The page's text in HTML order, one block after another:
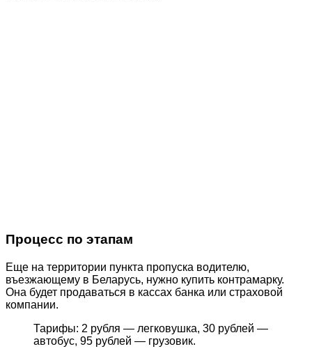
Процесс по этапам
Еще на территории пункта пропуска водителю,
въезжающему в Беларусь, нужно купить контрамарку.
Она будет продаваться в кассах банка или страховой
компании.
Тарифы: 2 рубля — легковушка, 30 рублей —
автобус, 95 рублей — грузовик.